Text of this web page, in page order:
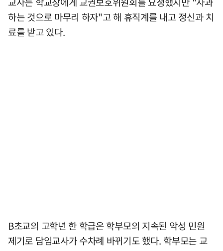
하는 것으로 마무리 하자"고 해 휴직계를 내고 정신과 치
료를 받고 있다.
B초교의 고학년 한 학급은 학부모의 지속된 악성 민원
제기로 담임교사가 수차례 바뀌기도 했다. 학부모는 교